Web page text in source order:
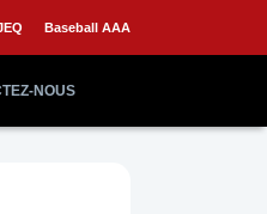
Baseball AAA
NOUS